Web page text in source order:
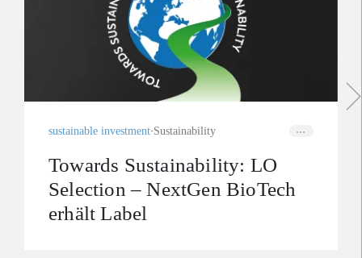
sustainable investment Sustainability
Towards Sustainability: LO
Selection – NextGen BioTech
erhält Label